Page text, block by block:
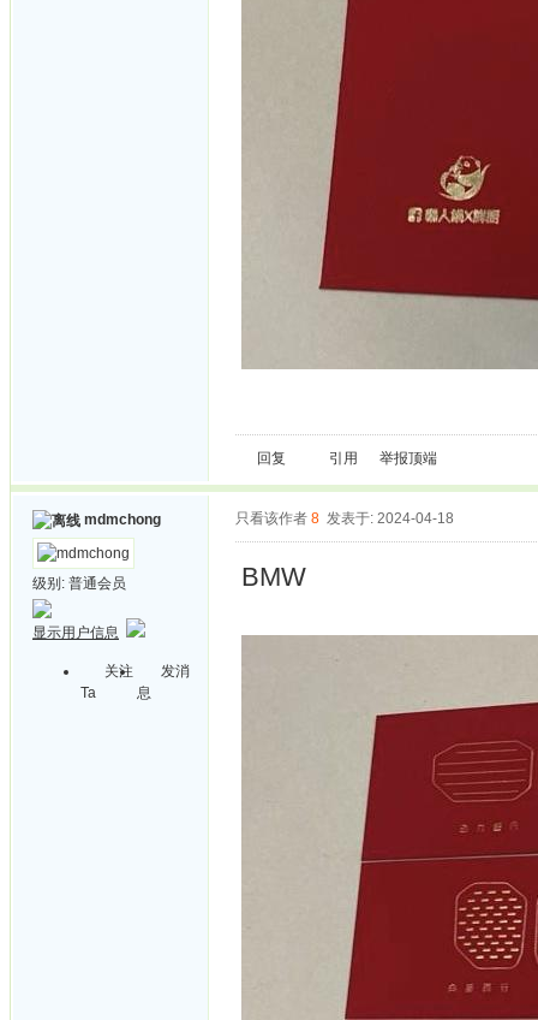
回复 引用 举报顶端
mdmchong
级别: 普通会员
显示用户信息
关注
Ta
发消
息
只看该作者 8 发表于: 2024-04-18
BMW